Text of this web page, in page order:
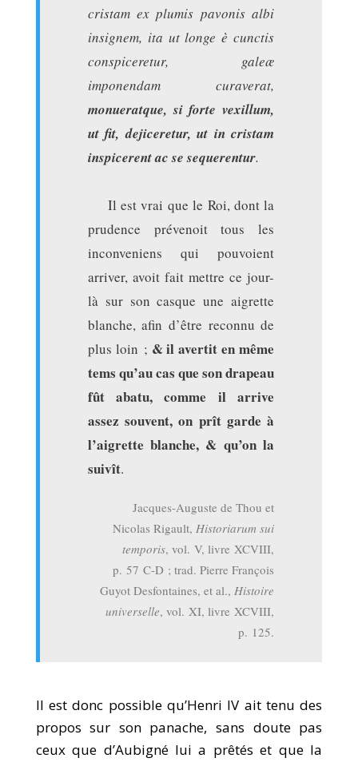
cristam ex plumis pavonis albi
insignem, ita ut longe è cunctis
conspiceretur, galeæ
imponendam curaverat,
monueratque, si forte vexillum,
ut fit, dejiceretur, ut in cristam
inspicerent ac se sequerentur.
Il est vrai que le Roi, dont la
prudence prévenoit tous les
inconveniens qui pouvoient
arriver, avoit fait mettre ce jour-
là sur son casque une aigrette
blanche, afin d’être reconnu de
plus loin ; & il avertit en même
tems qu’au cas que son drapeau
fût abatu, comme il arrive
assez souvent, on prît garde à
l’aigrette blanche, & qu’on la
suivît.
Jacques-Auguste de Thou et
Nicolas Rigault,Historiarum sui
temporis, vol. V, livre XCVIII,
p. 57 C-D ; trad. Pierre François
Guyot Desfontaines, et al.,Histoire
universelle, vol. XI, livre XCVIII,
p. 125.
Il est donc possible qu’Henri IV ait tenu des
propos sur son panache, sans doute pas
ceux que d’Aubigné lui a prêtés et que la